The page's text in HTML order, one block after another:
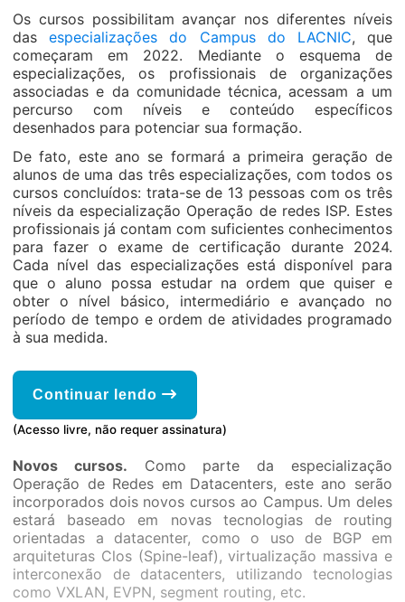
Os cursos possibilitam avançar nos diferentes níveis
dasespecializações do Campus do LACNIC, que
começaram em 2022. Mediante o esquema de
especializações, os profissionais de organizações
associadas e da comunidade técnica, acessam a um
percurso com níveis e conteúdo específicos
desenhados para potenciar sua formação.
De fato, este ano se formará a primeira geração de
alunos de uma das três especializações, com todos os
cursos concluídos: trata-se de 13 pessoas com os três
níveis da especialização Operação de redes ISP. Estes
profissionais já contam com suficientes conhecimentos
para fazer o exame de certificação durante 2024.
Cada nível das especializações está disponível para
que o aluno possa estudar na ordem que quiser e
obter o nível básico, intermediário e avançado no
período de tempo e ordem de atividades programado
à sua medida.
Continuar lendo
(Acesso livre, não requer assinatura)
Novos cursos. Como parte da especialização
Operação de Redes em Datacenters, este ano serão
incorporados dois novos cursos ao Campus. Um deles
estará baseado em novas tecnologias de routing
orientadas a datacenter, como o uso de BGP em
arquiteturas Clos (Spine-leaf), virtualização massiva e
interconexão de datacenters, utilizando tecnologias
como VXLAN, EVPN, segment routing, etc.